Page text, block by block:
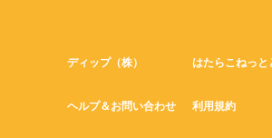
ディップ（株） はたらこねっと
ヘルプ＆お問い合わせ 利用規約